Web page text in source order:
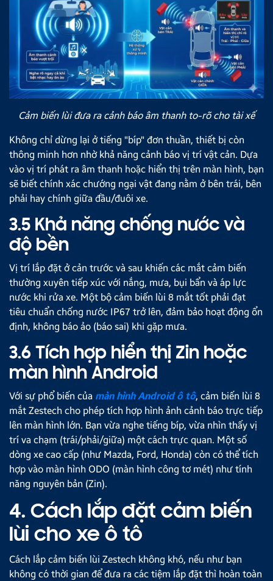
Cảm biến lùi đưa ra cảnh báo âm thanh to-rõ cho tài xế
Không chỉ dừng lại ở tiếng "bíp" đơn thuần, thiết bị còn
thông minh hơn nhờ khả năng cảnh báo vị trí vật cản. Dựa
vào vị trí phát ra âm thanh hoặc hiển thị trên màn hình, bạn
sẽ biết chính xác chướng ngại vật đang nằm ở bên trái, bên
phải hay chính giữa đầu/đuôi xe.
3.5 Khả năng chống nước và
độ bền
Vị trí lắp đặt ở cản trước và sau khiến các mắt cảm biến
thường xuyên tiếp xúc với nắng, mưa, bụi bẩn và áp lực
nước khi rửa xe. Một bộ cảm biến lùi 8 mắt tốt phải đạt
tiêu chuẩn chống nước IP67 trở lên, đảm bảo hoạt động ổn
định, không báo ảo (báo sai) khi gặp mưa.
3.6 Tích hợp hiển thị Zin hoặc
màn hình Android
Với sự phổ biến của màn hình Android ô tô, cảm biến lùi 8
mắt Zestech cho phép tích hợp hình ảnh cảnh báo trực tiếp
lên màn hình lớn. Bạn vừa nghe tiếng bíp, vừa nhìn thấy vị
trí va chạm (trái/phải/giữa) một cách trực quan. Một số
dòng xe cao cấp (như Mazda, Ford, Honda) còn có thể tích
hợp vào màn hình ODO (màn hình công tơ mét) như tính
năng nguyên bản (Zin).
4. Cách lắp đặt cảm biến
lùi cho xe ô tô
Cách lắp cảm biến lùi Zestech không khó, nếu như bạn
không có thời gian để đưa ra các tiệm lắp đặt thì hoàn toàn